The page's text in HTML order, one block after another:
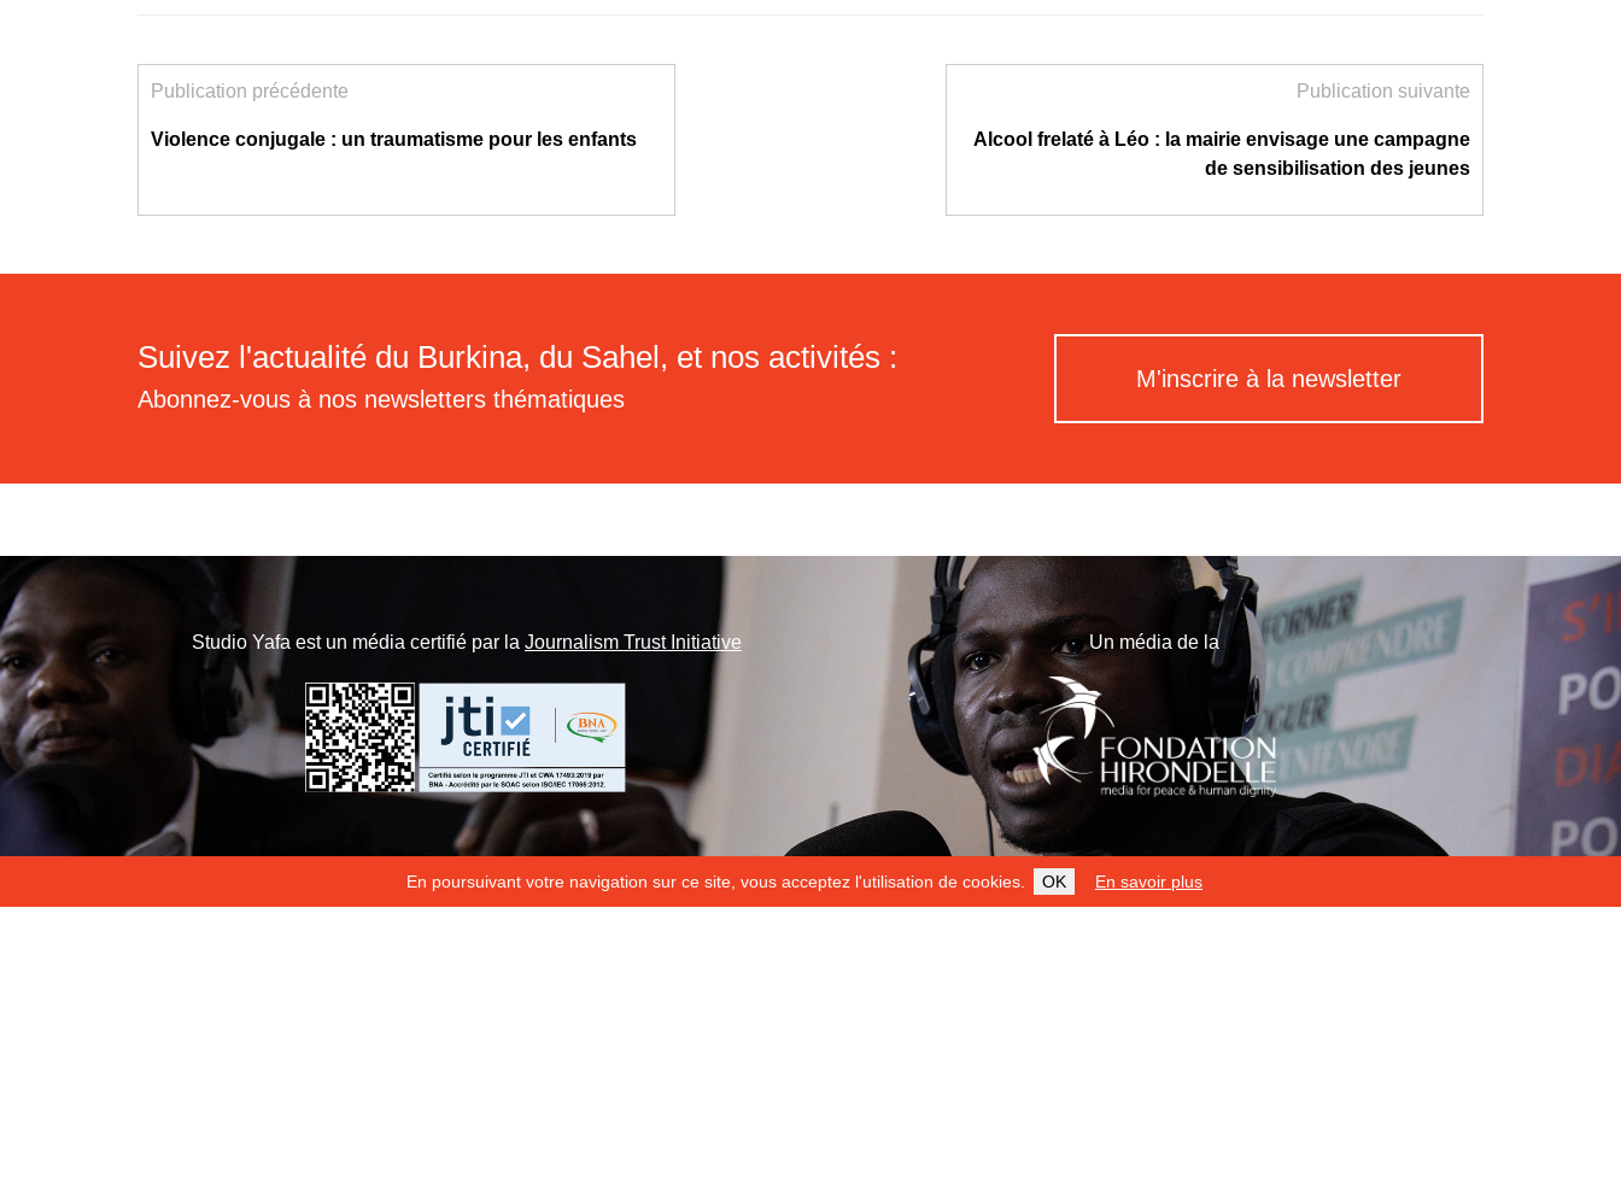
En poursuivant votre navigation sur ce site, vous acceptez l'utilisation de cookies. OK En savoir plus
Publication précédente
Violence conjugale : un traumatisme pour les enfants
Publication suivante
Alcool frelaté à Léo : la mairie envisage une campagne
de sensibilisation des jeunes
Suivez l'actualité du Burkina, du Sahel, et nos activités :
Abonnez-vous à nos newsletters thématiques
M'inscrire à la newsletter
Studio Yafa est un média certifié par la Journalism Trust Initiative Un média de la
ILS NOUS SOUTIENNENT